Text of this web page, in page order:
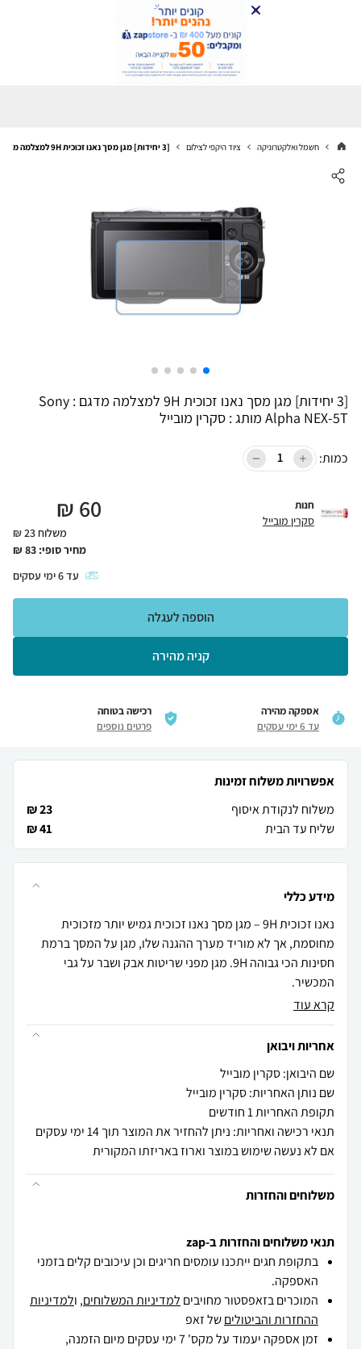
חשמל ואלקטרוניקה ציוד היקפי לצילום [3 יחידות] מגן מסך נאנו זכוכית 9H למצלמה מדגם : Sony Alpha NEX-5T מותג : סקרין מובייל
[3 יחידות] מגן מסך נאנו זכוכית 9H למצלמה מדגם : Sony
Alpha NEX-5T מותג : סקרין מובייל
כמות:
חנות
סקרין מובייל 60
₪
משלוח 23 ₪
מחיר סופי: 83
₪
עד6ימי עסקים
קניה מהירה
הוספה לעגלה
אספקה מהירה
עד 6 ימי עסקים
רכישה בטוחה
פרטים נוספים
אפשרויות משלוח זמינות
משלוח לנקודת איסוף
23 ₪
שליח עד הבית
41 ₪
מידע כללי
נאנו זכוכית 9H – מגן מסך נאנו זכוכית גמיש יותר מזכוכית
מחוסמת, אך לא מוריד מערך ההגנה שלו, מגן על המסך ברמת
חסינות הכי גבוהה 9H. מגן מפני שריטות אבק ושבר על גבי
המכשיר.
קרא עוד
אחריות ויבואן
שם היבואן: סקרין מובייל
שם נותן האחריות: סקרין מובייל
תקופת האחריות 1 חודשים
תנאי רכישה ואחריות: ניתן להחזיר את המוצר תוך 14 ימי עסקים
אם לא נעשה שימוש במוצר וארוז באריזתו המקורית
משלוחים והחזרות
תנאי משלוחים והחזרות ב-zap
בתקופת חגים ייתכנו עומסים חריגים וכן עיכובים קלים בזמני
האספקה.
המוכרים בזאפסטור מחויבים למדיניות המשלוחים, ולמדיניות
ההחזרות והביטוליםשל זאפ
זמן אספקה יעמוד על מקס' 7 ימי עסקים מיום הזמנה,